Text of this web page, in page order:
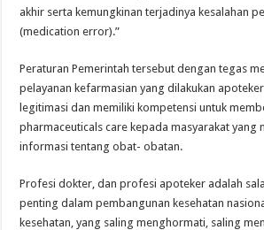
akhir serta kemungkinan terjadinya kesalahan
(medication error).”
Peraturan Pemerintah tersebut dengan tegas
pelayanan kefarmasian yang dilakukan
legitimasi dan memiliki kompetensi untuk
pharmaceuticals care kepada masyarakat yang
informasi tentang obat- obatan.
Profesi dokter, dan profesi apoteker adalah
penting dalam pembangunan kesehatan
kesehatan, yang saling menghormati, saling